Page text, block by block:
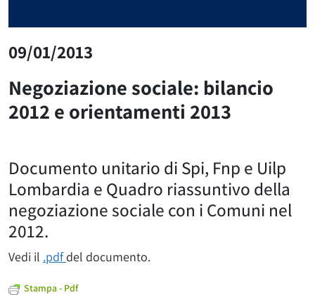
09/01/2013
Negoziazione sociale: bilancio
2012 e orientamenti 2013
Documento unitario di Spi, Fnp e Uilp
Lombardia e Quadro riassuntivo della
negoziazione sociale con i Comuni nel
2012.
Vedi il .pdfdel documento.
Stampa - Pdf